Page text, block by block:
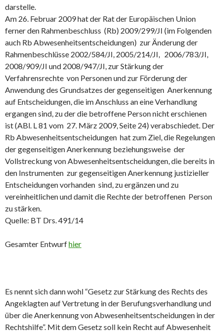
darstelle.
Am 26. Februar 2009 hat der Rat der Europäischen Union
ferner den Rahmenbeschluss (Rb) 2009/299/JI (im Folgenden
auch Rb Abwesenheitsentscheidungen) zur Änderung der
Rahmenbeschlüsse 2002/584/JI, 2005/214/JI, 2006/783/JI,
2008/909/JI und 2008/947/JI, zur Stärkung der
Verfahrensrechte von Personen und zur Förderung der
Anwendung des Grundsatzes der gegenseitigen Anerkennung
auf Entscheidungen, die im Anschluss an eine Verhandlung
ergangen sind, zu der die betroffene Person nicht erschienen
ist (ABl. L 81 vom 27. März 2009, Seite 24) verabschiedet. Der
Rb Abwesenheitsentscheidungen hat zum Ziel, die Regelungen
der gegenseitigen Anerkennung beziehungsweise der
Vollstreckung von Abwesenheitsentscheidungen, die bereits in
den Instrumenten zur gegenseitigen Anerkennung justizieller
Entscheidungen vorhanden sind, zu ergänzen und zu
vereinheitlichen und damit die Rechte der betroffenen Person
zu stärken.
Quelle: BT Drs. 491/14
Gesamter Entwurfhier
Es nennt sich dann wohl “Gesetz zur Stärkung des Rechts des
Angeklagten auf Vertretung in der Berufungsverhandlung und
über die Anerkennung von Abwesenheitsentscheidungen in der
Rechtshilfe”. Mit dem Gesetz soll kein Recht auf Abwesenheit